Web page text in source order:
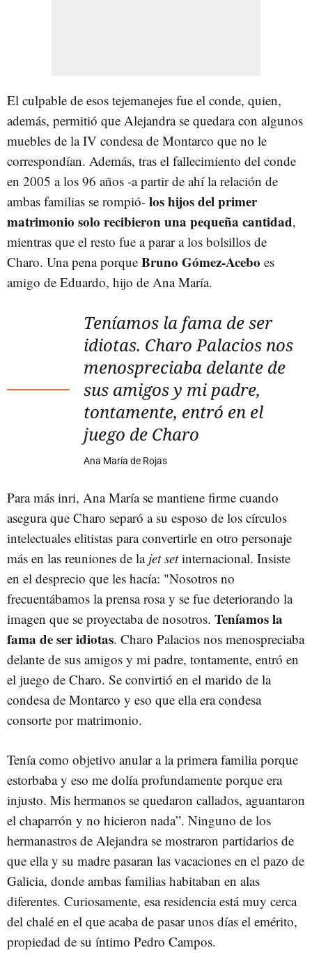
El culpable de esos tejemanejes fue el conde, quien,
además, permitió que Alejandra se quedara con algunos
muebles de la IV condesa de Montarco que no le
correspondían. Además, tras el fallecimiento del conde
en 2005 a los 96 años -a partir de ahí la relación de
ambas familias se rompió- los hijos del primer
matrimonio solo recibieron una pequeña cantidad,
mientras que el resto fue a parar a los bolsillos de
Charo. Una pena porque Bruno Gómez-Acebo es
amigo de Eduardo, hijo de Ana María.
Teníamos la fama de ser
idiotas. Charo Palacios nos
menospreciaba delante de
sus amigos y mi padre,
tontamente, entró en el
juego de Charo
Ana María de Rojas
Para más inri, Ana María se mantiene firme cuando
asegura que Charo separó a su esposo de los círculos
intelectuales elitistas para convertirle en otro personaje
más en las reuniones de lajet setinternacional. Insiste
en el desprecio que les hacía: "Nosotros no
frecuentábamos la prensa rosa y se fue deteriorando la
imagen que se proyectaba de nosotros. Teníamos la
fama de ser idiotas. Charo Palacios nos menospreciaba
delante de sus amigos y mi padre, tontamente, entró en
el juego de Charo. Se convirtió en el marido de la
condesa de Montarco y eso que ella era condesa
consorte por matrimonio.
Tenía como objetivo anular a la primera familia porque
estorbaba y eso me dolía profundamente porque era
injusto. Mis hermanos se quedaron callados, aguantaron
el chaparrón y no hicieron nada”. Ninguno de los
hermanastros de Alejandra se mostraron partidarios de
que ella y su madre pasaran las vacaciones en el pazo de
Galicia, donde ambas familias habitaban en alas
diferentes. Curiosamente, esa residencia está muy cerca
del chalé en el que acaba de pasar unos días el emérito,
propiedad de su íntimo Pedro Campos.